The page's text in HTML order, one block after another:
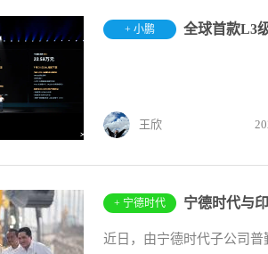
+ 小鹏 全球首款L3
王欣
+ 宁德时代 宁德时代与
近日，由宁德时代子公司